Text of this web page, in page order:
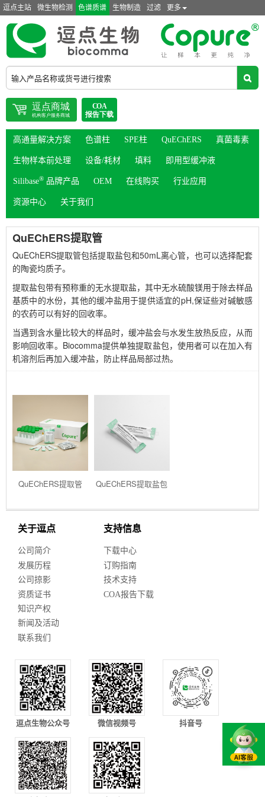
逗点主站 微生物检测 色谱质谱 生物制造 过滤 更多
高通量解决方案 色谱柱 SPE柱 QuEChERS 真菌毒素
生物样本前处理 设备/耗材 填料 即用型缓冲液
Silibase®品牌产品 OEM 在线购买 行业应用
资源中心 关于我们
QuEChERS提取管
QuEChERS提取管包括提取盐包和50mL离心管，也可以选择配套
的陶瓷均质子。
提取盐包带有预称重的无水提取盐，其中无水硫酸镁用于除去样品
基质中的水份，其他的缓冲盐用于提供适宜的pH,保证些对碱敏感
的农药可以有好的回收率。
当遇到含水量比较大的样品时，缓冲盐会与水发生放热反应，从而
影响回收率。Biocomma提供单独提取盐包，使用者可以在加入有
机溶剂后再加入缓冲盐，防止样品局部过热。
QuEChERS提取管 QuEChERS提取盐包
关于逗点
公司简介
发展历程
公司掠影
资质证书
知识产权
新闻及活动
联系我们
支持信息
下载中心
订购指南
技术支持
COA报告下载
逗点生物公众号 微信视频号 抖音号